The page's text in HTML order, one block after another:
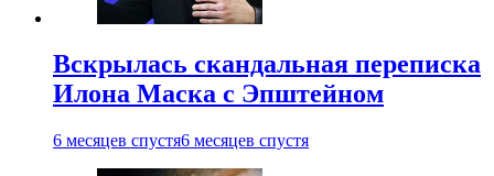
Вскрылась скандальная переписка
Илона Маска с Эпштейном
6 месяцев спустя6 месяцев спустя